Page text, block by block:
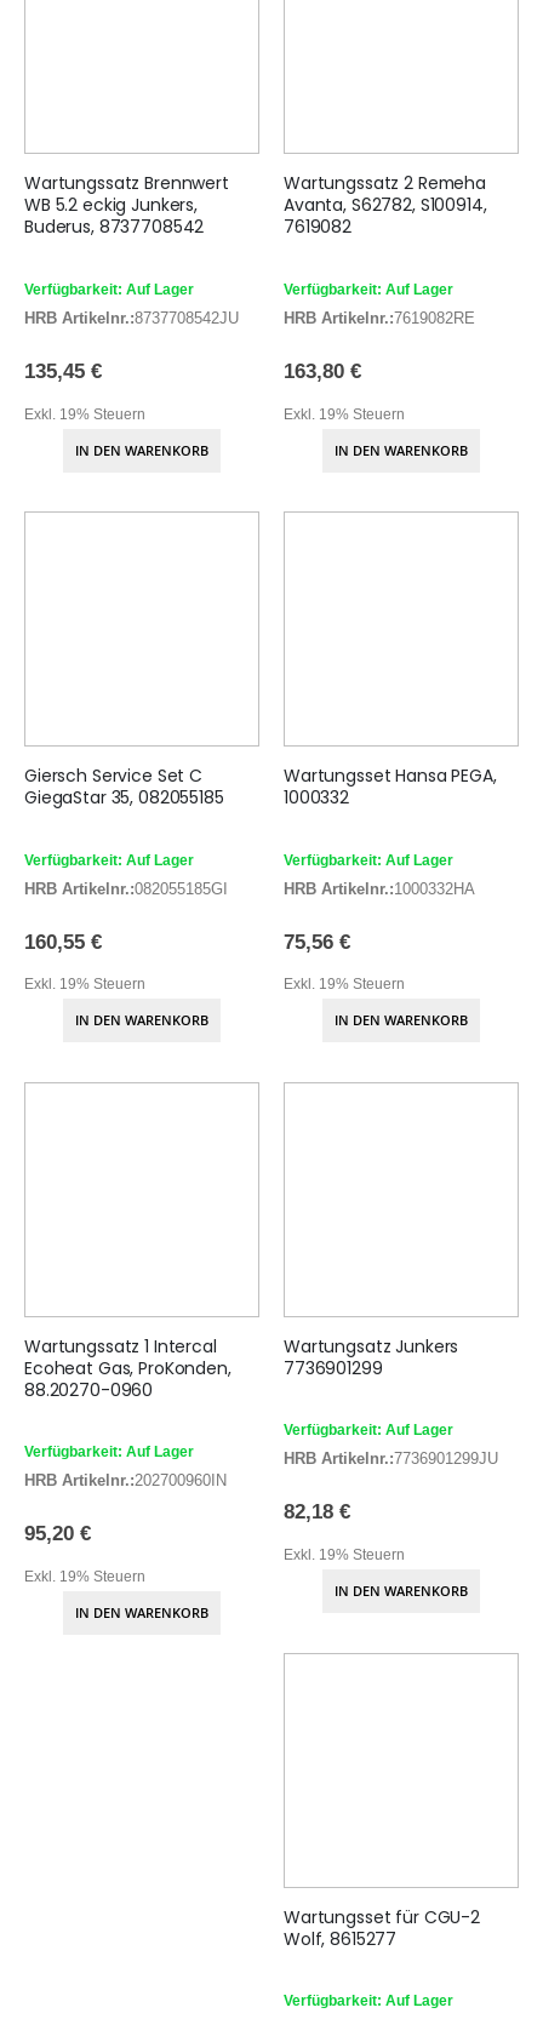
Wartungssatz Brennwert
WB 5.2 eckig Junkers,
Buderus, 8737708542
Verfügbarkeit: Auf Lager
HRB Artikelnr.:8737708542JU
135,45 €
Exkl. 19% Steuern
IN DEN WARENKORB
Wartungssatz 2 Remeha
Avanta, S62782, S100914,
7619082
Verfügbarkeit: Auf Lager
HRB Artikelnr.:7619082RE
163,80 €
Exkl. 19% Steuern
IN DEN WARENKORB
Giersch Service Set C
GiegaStar 35, 082055185
Verfügbarkeit: Auf Lager
HRB Artikelnr.:082055185GI
160,55 €
Exkl. 19% Steuern
IN DEN WARENKORB
Wartungsset Hansa PEGA,
1000332
Verfügbarkeit: Auf Lager
HRB Artikelnr.:1000332HA
75,56 €
Exkl. 19% Steuern
IN DEN WARENKORB
Wartungssatz 1 Intercal
Ecoheat Gas, ProKonden,
88.20270-0960
Verfügbarkeit: Auf Lager
HRB Artikelnr.:202700960IN
95,20 €
Exkl. 19% Steuern
IN DEN WARENKORB
Wartungsatz Junkers
7736901299
Verfügbarkeit: Auf Lager
HRB Artikelnr.:7736901299JU
82,18 €
Exkl. 19% Steuern
IN DEN WARENKORB
Wartungsset für CGU-2
Wolf, 8615277
Verfügbarkeit: Auf Lager